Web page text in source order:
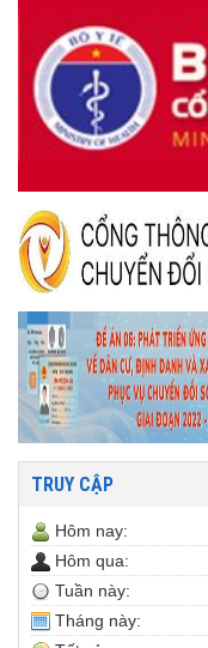
TRUY CẬP
Hôm nay:
Hôm qua:
Tuần này:
Tháng này: